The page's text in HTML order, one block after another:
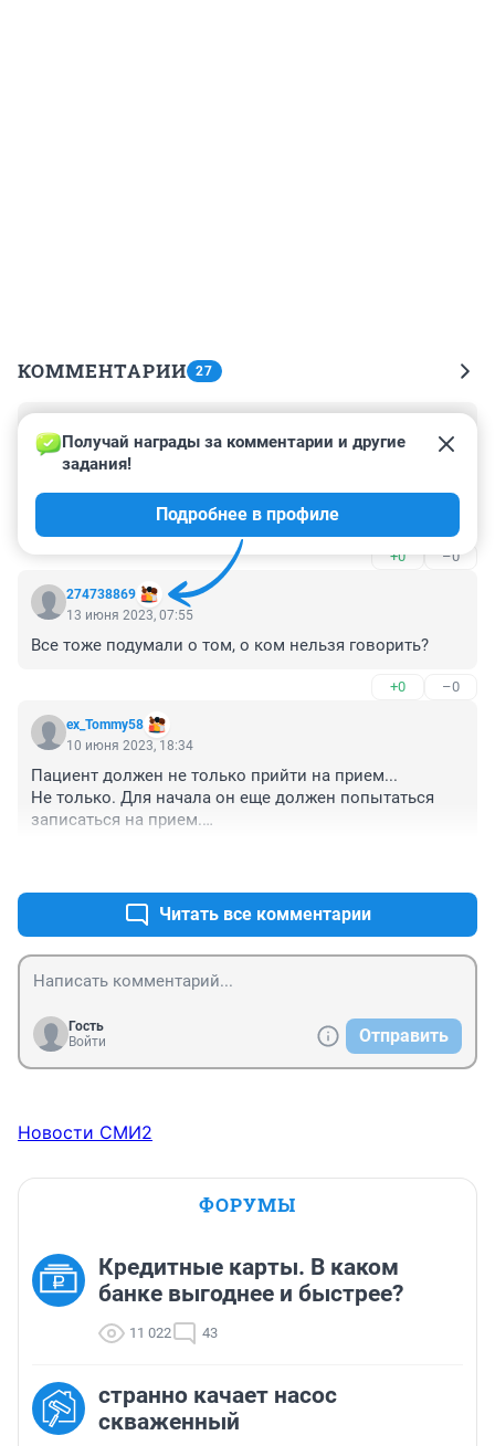
КОММЕНТАРИИ 27
15 июня 2023, 07:29
Про забывает "куда положил ключи" или что-то
подобное - это совершенно некомпетентный пример.
Забыть может любой здоровый человек, если сделал
это в момент, когда был поглощен мыслями о чем-то
другом или делал что-то такое, что вынудило его
положить вещи не в обычном месте. Элементарные
действия, выполняемые "на автомате", как
поднесение стакана ко рту без запоминания процесса
этого действия.
+0 –0
274738869
Получай награды за комментарии и другие
задания!
Подробнее в профиле
13 июня 2023, 07:55
Все тоже подумали о том, о ком нельзя говорить?
+0 –0
ex_Tommy58
10 июня 2023, 18:34
Пациент должен не только прийти на прием...
Не только. Для начала он еще должен попытаться
записаться на прием.
Читать все комментарии
Гость
Войти
Отправить
Новости СМИ2
ФОРУМЫ
Кредитные карты. В каком
банке выгоднее и быстрее?
11 022 43
странно качает насос
скваженный